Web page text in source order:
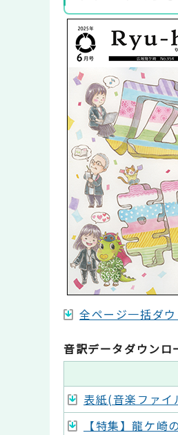
全ページ一括ダ
音訳データダウンロ
表紙(音楽ファ
【特集】龍ケ